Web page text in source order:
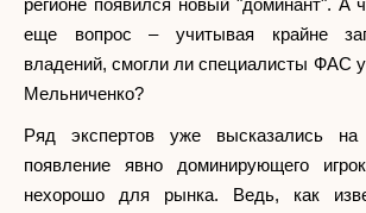
регионе появился новый "доминант". А
еще вопрос – учитывая крайне
владений, смогли ли специалисты ФАС
Мельниченко?
Ряд экспертов уже высказались
появление явно доминирующего
нехорошо для рынка. Ведь, как